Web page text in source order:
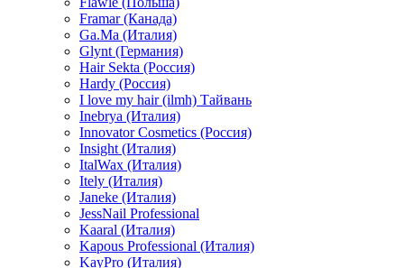
Framar (Канада)
Ga.Ma (Италия)
Glynt (Германия)
Hair Sekta (Россия)
Hardy (Россия)
I love my hair (ilmh) Тайвань
Inebrya (Италия)
Innovator Cosmetics (Россия)
Insight (Италия)
ItalWax (Италия)
Itely (Италия)
Janeke (Италия)
JessNail Professional
Kaaral (Италия)
Kapous Professional (Италия)
KayPro (Италия)